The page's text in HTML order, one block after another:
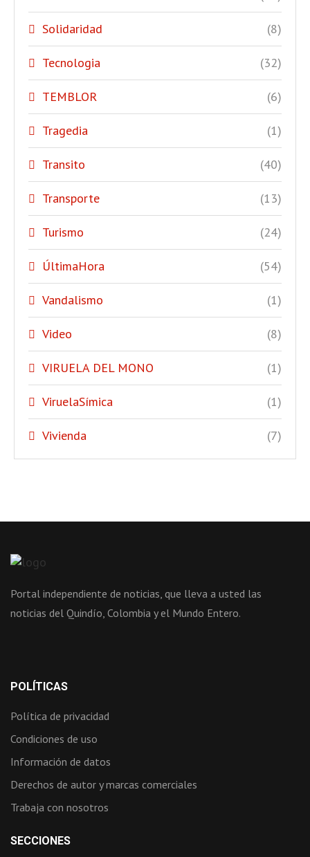
Solidaridad (8)
Tecnologia (32)
TEMBLOR (6)
Tragedia (1)
Transito (40)
Transporte (13)
Turismo (24)
ÚltimaHora (54)
Vandalismo (1)
Video (8)
VIRUELA DEL MONO (1)
ViruelaSímica (1)
Vivienda (7)
Portal independiente de noticias, que lleva a usted las
noticias del Quindío, Colombia y el Mundo Entero.
POLÍTICAS
Política de privacidad
Condiciones de uso
Información de datos
Derechos de autor y marcas comerciales
Trabaja con nosotros
SECCIONES